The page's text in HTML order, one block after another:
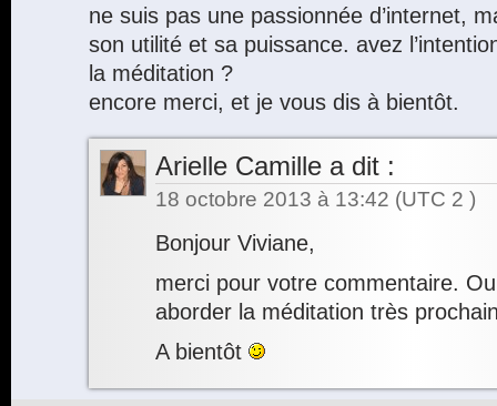
ne suis pas une passionnée d’internet,
son utilité et sa puissance. avez
la méditation ?
encore merci, et je vous dis à bientôt.
Arielle Camille a dit :
18 octobre 2013 à 13:42 (UTC 2 )
Bonjour Viviane,
merci pour votre commentaire.
aborder la méditation très
A bientôt